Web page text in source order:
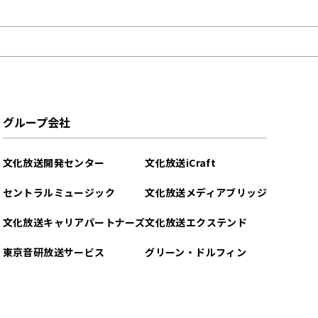
グループ会社
文化放送開発センター
セントラルミュージック
文化放送キャリアパートナーズ
東京音研放送サービス
文化放送iCraft
文化放送メディアブリッジ
文化放送エクステンド
グリーン・ドルフィン